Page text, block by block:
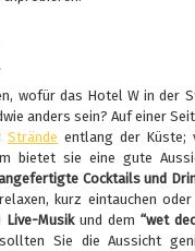
wofür das Hotel W in der
anders sein? Auf einer
Strände entlang der Küste;
bietet sie eine gute
Cocktails und
kurz eintauchen
Live-Musikund dem “wet
Sie die Aussicht